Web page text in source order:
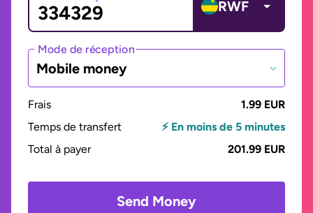
RWF
Mode de réception
Mobile money
Frais
1.99 EUR
Temps de transfert
⚡ En moins de 5 minutes
Total à payer
201.99 EUR
Send Money